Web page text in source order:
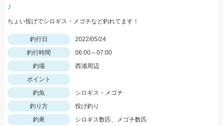
♪
ちょい投げでシロギス・メゴチなど釣れてます！
釣行日
2022/05/24
釣行時間
06:00～07:00
釣場
西浦周辺
ポイント
釣魚
シロギス・メゴチ
釣り方
投げ釣り
釣果
シロギス数匹、メゴチ数匹